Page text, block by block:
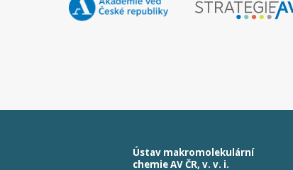
Ústav makromolekulární
chemie AV ČR, v. v. i.